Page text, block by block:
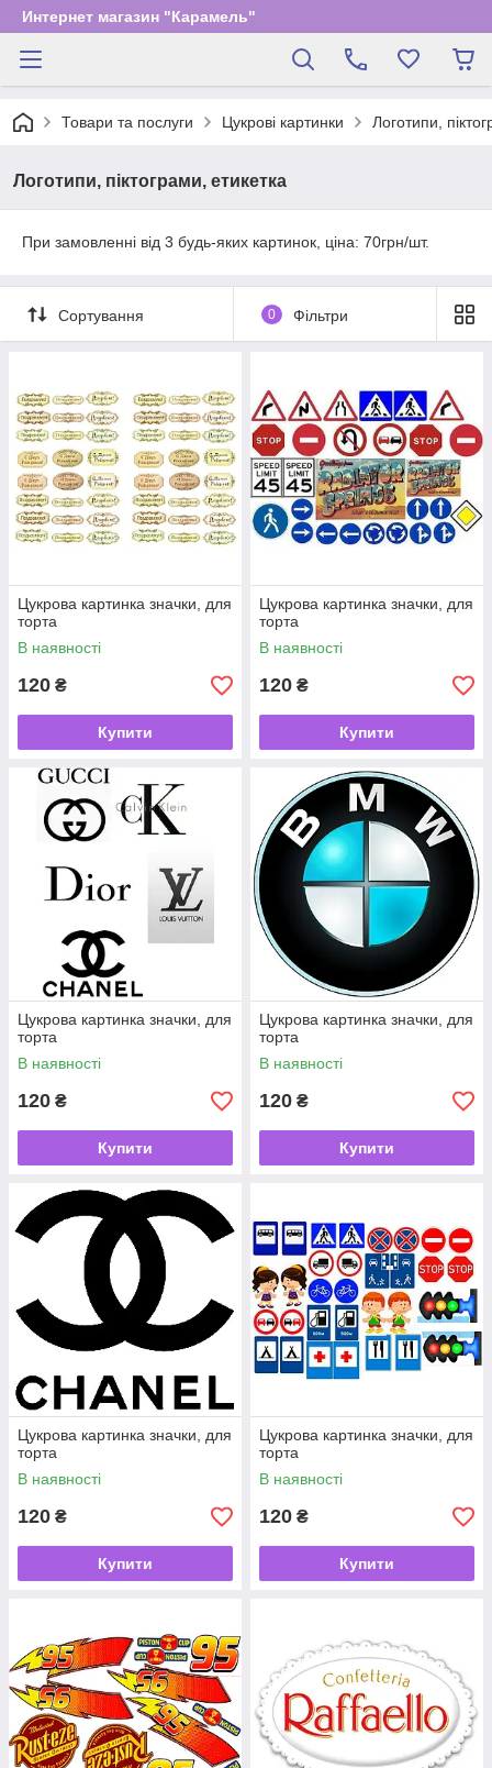
Интернет магазин "Карамель"
Товари та послуги Цукрові картинки Логотипи,
Логотипи, піктограми, етикетка
При замовленні від 3 будь-яких картинок, ціна: 70грн/шт.
Сортування 0 Фільтри
Цукрова картинка значки, для
торта
В наявності
120 ₴
Купити
Цукрова картинка значки, для
торта
В наявності
120 ₴
Купити
Цукрова картинка значки, для
торта
В наявності
120 ₴
Купити
Цукрова картинка значки, для
торта
В наявності
120 ₴
Купити
Цукрова картинка значки, для
торта
В наявності
120 ₴
Купити
Цукрова картинка значки, для
торта
В наявності
120 ₴
Купити